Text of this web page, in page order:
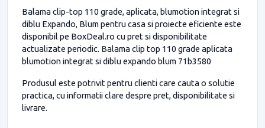
Balama clip-top 110 grade, aplicata, blumotion integrat si
diblu Expando, Blum pentru casa si proiecte eficiente este
disponibil pe BoxDeal.ro cu pret si disponibilitate
actualizate periodic. Balama clip top 110 grade aplicata
blumotion integrat si diblu expando blum 71b3580
Produsul este potrivit pentru clienti care cauta o solutie
practica, cu informatii clare despre pret, disponibilitate si
livrare.